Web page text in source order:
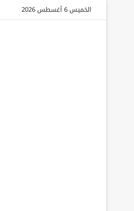
الخميس 6 أغسطس 2026